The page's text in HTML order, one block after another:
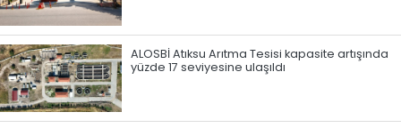
ALOSBİ Atıksu Arıtma Tesisi kapasite artışında
yüzde 17 seviyesine ulaşıldı